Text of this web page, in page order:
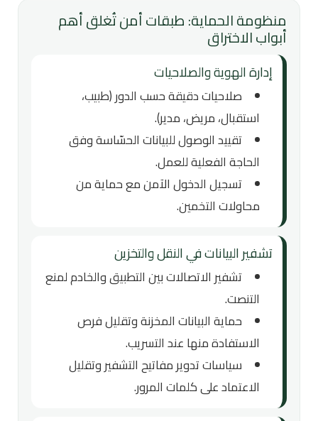
منظومة الحماية: طبقات أمن تُغلق أهم
أبواب الاختراق
إدارة الهوية والصلاحيات
صلاحيات دقيقة حسب الدور (طبيب،
استقبال، مريض، مدير).
تقييد الوصول للبيانات الحسّاسة وفق
الحاجة الفعلية للعمل.
تسجيل الدخول الآمن مع حماية من
محاولات التخمين.
تشفير البيانات في النقل والتخزين
تشفير الاتصالات بين التطبيق والخادم لمنع
التنصت.
حماية البيانات المخزنة وتقليل فرص
الاستفادة منها عند التسريب.
سياسات تدوير مفاتيح التشفير وتقليل
الاعتماد على كلمات المرور.